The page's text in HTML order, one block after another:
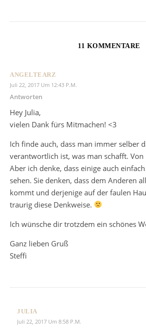
11 KOMMENTARE
ANGELTEARZ
Juli 22, 2017 Um 12:43 P.m.
Antworten
Hey Julia,
vielen Dank fürs Mitmachen! <3
Ich finde auch, dass man immer selber
verantwortlich ist, was man schafft.
Aber ich denke, dass einige auch
sehen. Sie denken, dass dem Anderen
kommt und derjenige auf der faulen
traurig diese Denkweise.
Ich wünsche dir trotzdem ein schönes
Ganz lieben Gruß
Steffi
JULIA
Juli 22, 2017 Um 8:58 P.m.